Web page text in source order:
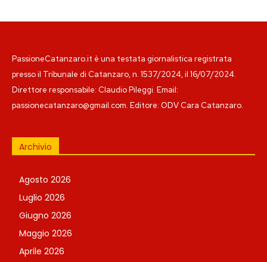
PassioneCatanzaro.it è una testata giornalistica registrata
presso il Tribunale di Catanzaro, n. 1537/2024, il 16/07/2024.
Direttore responsabile: Claudio Pileggi. Email:
passionecatanzaro@gmail.com. Editore: ODV Cara Catanzaro.
Archivio
Agosto 2026
Luglio 2026
Giugno 2026
Maggio 2026
Aprile 2026